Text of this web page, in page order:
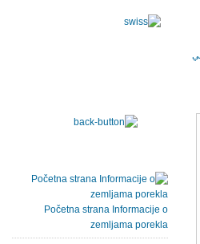
Početna strana Informacije o
zemljama porekla